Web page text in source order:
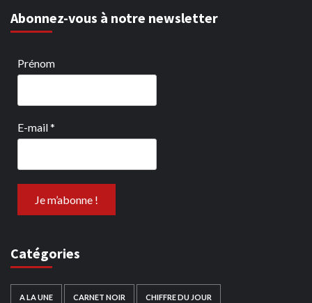
Abonnez-vous à notre newsletter
Prénom
E-mail*
Catégories
A LA UNE CARNET NOIR CHIFFRE DU JOUR